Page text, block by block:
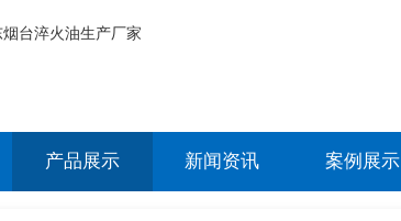
产品展示 新闻资讯 案例展示